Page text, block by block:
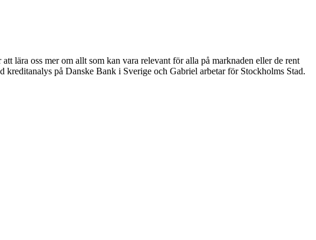
lära oss mer om allt som kan vara relevant för alla på marknaden eller de rent
på Danske Bank i Sverige och Gabriel arbetar för Stockholms Stad.